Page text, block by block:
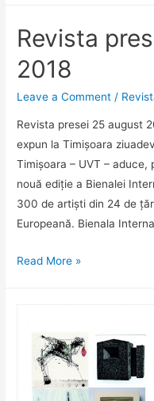
UVT,
importantă
în
aplicabilitate
zborul
medicină
Revista
2018
Leave a Comment /
Revista presei 25 august
expun la Timișoara
Timișoara – UVT –
nouă ediție a Bienalei
300 de artiști din 24 de
Europeană. Bienala
Revista
2018
Read More »